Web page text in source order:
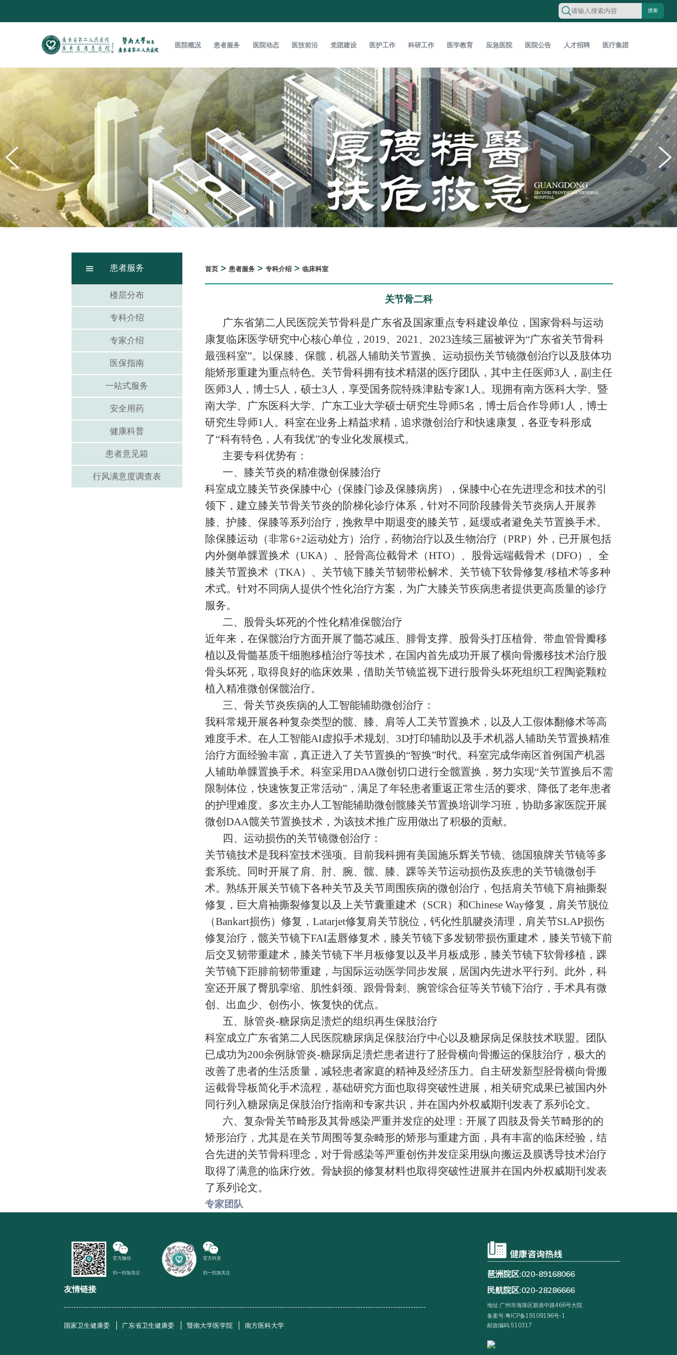
医院概况 患者服务 医院动态 医技前沿 党团建设 医护工作 科研工作 医学教育 应急医院 医院公告 人才招聘 医疗集团
搜索
患者服务
楼层分布
专科介绍
专家介绍
医保指南
一站式服务
安全用药
健康科普
患者意见箱
行风满意度调查表
首页 > 患者服务 > 专科介绍 > 临床科室
关节骨二科
广东省第二人民医院关节骨科是广东省及国家重点专科建设单位，国家骨科与运动
康复临床医学研究中心核心单位，2019、2021、2023连续三届被评为“广东省关节骨科
最强科室”。以保膝、保髋，机器人辅助关节置换、运动损伤关节镜微创治疗以及肢体功
能矫形重建为重点特色。关节骨科拥有技术精湛的医疗团队，其中主任医师3人，副主任
医师3人，博士5人，硕士3人，享受国务院特殊津贴专家1人。现拥有南方医科大学、暨
南大学、广东医科大学、广东工业大学硕士研究生导师5名，博士后合作导师1人，博士
研究生导师1人。科室在业务上精益求精，追求微创治疗和快速康复，各亚专科形成
了“科有特色，人有我优”的专业化发展模式。
主要专科优势有：
一、膝关节炎的精准微创保膝治疗
科室成立膝关节炎保膝中心（保膝门诊及保膝病房），保膝中心在先进理念和技术的引
领下，建立膝关节骨关节炎的阶梯化诊疗体系，针对不同阶段膝骨关节炎病人开展养
膝、护膝、保膝等系列治疗，挽救早中期退变的膝关节，延缓或者避免关节置换手术。
除保膝运动（非常6+2运动处方）治疗，药物治疗以及生物治疗（PRP）外，已开展包括
内外侧单髁置换术（UKA）、胫骨高位截骨术（HTO）、股骨远端截骨术（DFO）、全
膝关节置换术（TKA）、关节镜下膝关节韧带松解术、关节镜下软骨修复/移植术等多种
术式。针对不同病人提供个性化治疗方案，为广大膝关节疾病患者提供更高质量的诊疗
服务。
二、股骨头坏死的个性化精准保髋治疗
近年来，在保髋治疗方面开展了髓芯减压、腓骨支撑、股骨头打压植骨、带血管骨瓣移
植以及骨髓基质干细胞移植治疗等技术，在国内首先成功开展了横向骨搬移技术治疗股
骨头坏死，取得良好的临床效果，借助关节镜监视下进行股骨头坏死组织工程陶瓷颗粒
植入精准微创保髋治疗。
三、骨关节炎疾病的人工智能辅助微创治疗：
我科常规开展各种复杂类型的髋、膝、肩等人工关节置换术，以及人工假体翻修术等高
难度手术。在人工智能AI虚拟手术规划、3D打印辅助以及手术机器人辅助关节置换精准
治疗方面经验丰富，真正进入了关节置换的“智换”时代。科室完成华南区首例国产机器
人辅助单髁置换手术。科室采用DAA微创切口进行全髋置换，努力实现“关节置换后不需
限制体位，快速恢复正常活动”，满足了年轻患者重返正常生活的要求、降低了老年患者
的护理难度。多次主办人工智能辅助微创髋膝关节置换培训学习班，协助多家医院开展
微创DAA髋关节置换技术，为该技术推广应用做出了积极的贡献。
四、运动损伤的关节镜微创治疗：
关节镜技术是我科室技术强项。目前我科拥有美国施乐辉关节镜、德国狼牌关节镜等多
套系统。同时开展了肩、肘、腕、髋、膝、踝等关节运动损伤及疾患的关节镜微创手
术。熟练开展关节镜下各种关节及关节周围疾病的微创治疗，包括肩关节镜下肩袖撕裂
修复，巨大肩袖撕裂修复以及上关节囊重建术（SCR）和Chinese Way修复，肩关节脱位
（Bankart损伤）修复，Latarjet修复肩关节脱位，钙化性肌腱炎清理，肩关节SLAP损伤
修复治疗，髋关节镜下FAI盂唇修复术，膝关节镜下多发韧带损伤重建术，膝关节镜下前
后交叉韧带重建术，膝关节镜下半月板修复以及半月板成形，膝关节镜下软骨移植，踝
关节镜下距腓前韧带重建，与国际运动医学同步发展，居国内先进水平行列。此外，科
室还开展了臀肌挛缩、肌性斜颈、跟骨骨刺、腕管综合征等关节镜下治疗，手术具有微
创、出血少、创伤小、恢复快的优点。
五、脉管炎-糖尿病足溃烂的组织再生保肢治疗
科室成立广东省第二人民医院糖尿病足保肢治疗中心以及糖尿病足保肢技术联盟。团队
已成功为200余例脉管炎-糖尿病足溃烂患者进行了胫骨横向骨搬运的保肢治疗，极大的
改善了患者的生活质量，减轻患者家庭的精神及经济压力。自主研发新型胫骨横向骨搬
运截骨导板简化手术流程，基础研究方面也取得突破性进展，相关研究成果已被国内外
同行列入糖尿病足保肢治疗指南和专家共识，并在国内外权威期刊发表了系列论文。
六、复杂骨关节畸形及其骨感染严重并发症的处理：开展了四肢及骨关节畸形的的
矫形治疗，尤其是在关节周围等复杂畸形的矫形与重建方面，具有丰富的临床经验，结
合先进的关节骨科理念，对于骨感染等严重创伤并发症采用纵向搬运及膜诱导技术治疗
取得了满意的临床疗效。骨缺损的修复材料也取得突破性进展并在国内外权威期刊发表
了系列论文。
专家团队
官方微信
扫一扫加关注
官方抖音
扫一扫加关注
友情链接
国家卫生健康委 广东省卫生健康委 暨南大学医学院 南方医科大学
琶洲院区:020-89168066
民航院区:020-28286666
地址:广州市海珠区新港中路466号大院
备案号:粤ICP备19109196号-1
邮政编码:510317